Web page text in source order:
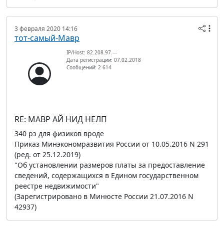
3 февраля 2020 14:16
тот-самый-Мавр
IP/Host: 82.208.97.---
Дата регистрации: 07.02.2018
Сообщений: 2 614
RE: МАВР АЙ НИД НЕЛП
340 рэ для физиков вроде
Приказ Минэкономразвития России от 10.05.2016 N 291
(ред. от 25.12.2019)
"Об установлении размеров платы за предоставление
сведений, содержащихся в Едином государственном
реестре недвижимости"
(Зарегистрировано в Минюсте России 21.07.2016 N
42937)